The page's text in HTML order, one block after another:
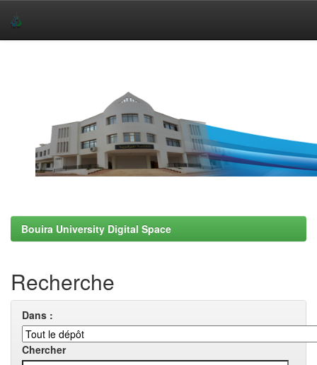
Bouira University Digital Space
Recherche
Dans :
Chercher